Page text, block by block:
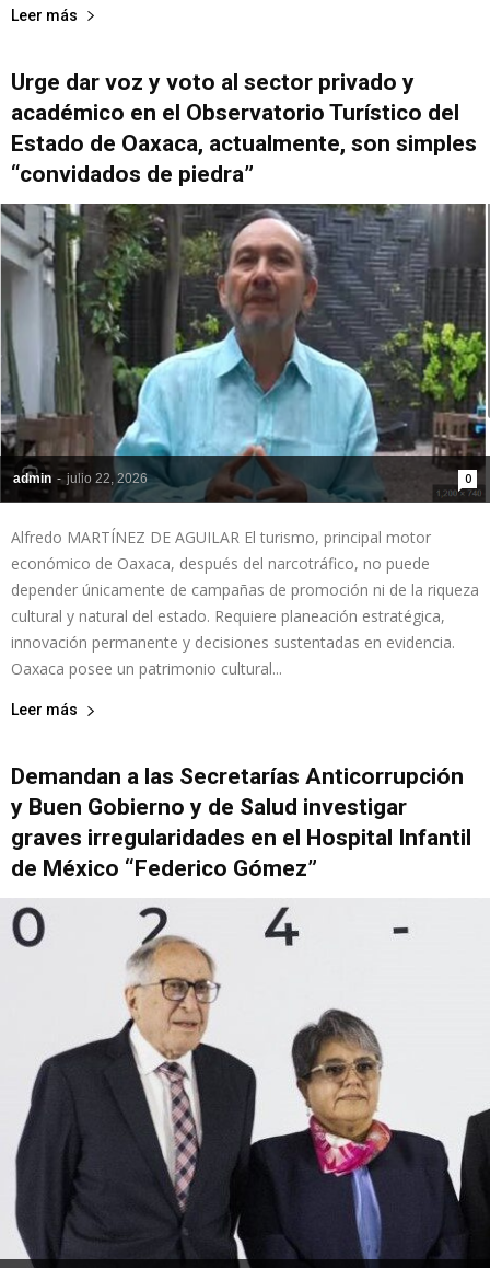
Leer más
Urge dar voz y voto al sector privado y
académico en el Observatorio Turístico del
Estado de Oaxaca, actualmente, son simples
“convidados de piedra”
admin - julio 22, 2026 0
Alfredo MARTÍNEZ DE AGUILAR El turismo, principal motor
económico de Oaxaca, después del narcotráfico, no puede
depender únicamente de campañas de promoción ni de la riqueza
cultural y natural del estado. Requiere planeación estratégica,
innovación permanente y decisiones sustentadas en evidencia.
Oaxaca posee un patrimonio cultural...
Leer más
Demandan a las Secretarías Anticorrupción
y Buen Gobierno y de Salud investigar
graves irregularidades en el Hospital Infantil
de México “Federico Gómez”